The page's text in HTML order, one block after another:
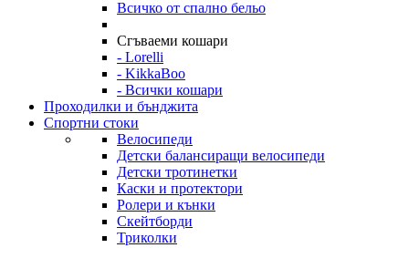
Всичко от спално бельо
Сгъваеми кошари
- Lorelli
- KikkaBoo
- Всички кошари
Проходилки и бънджита
Спортни стоки
Велосипеди
Детски балансиращи велосипеди
Детски тротинетки
Каски и протектори
Ролери и кънки
Скейтборди
Триколки